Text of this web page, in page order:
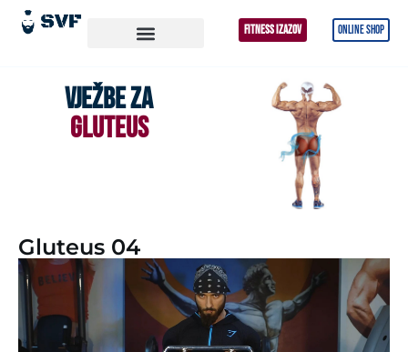
FITNESS IZAZOV ONLINE SHOP
VJEŽBE ZA
GLUTEUS
Gluteus 04